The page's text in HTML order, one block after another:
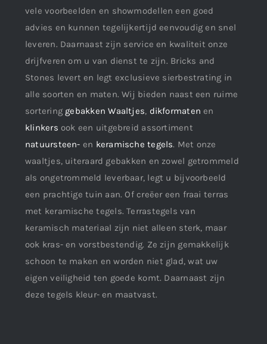
vele voorbeelden en showmodellen een goed
advies en kunnen tegelijkertijd eenvoudig en snel
leveren. Daarnaast zijn service en kwaliteit onze
drijfveren om u van dienst te zijn. Bricks and
Stones levert en legt exclusieve sierbestrating in
alle soorten en maten. Wij bieden naast een ruime
sortering gebakken Waaltjes, dikformaten en
klinkers ook een uitgebreid assortiment
natuursteen- en keramische tegels. Met onze
waaltjes, uiteraard gebakken en zowel getrommeld
als ongetrommeld leverbaar, legt u bijvoorbeeld
een prachtige tuin aan. Of creëer een fraai terras
met keramische tegels. Terrastegels van
keramisch materiaal zijn niet alleen sterk, maar
ook kras- en vorstbestendig. Ze zijn gemakkelijk
schoon te maken en worden niet glad, wat uw
eigen veiligheid ten goede komt. Daarnaast zijn
deze tegels kleur- en maatvast.